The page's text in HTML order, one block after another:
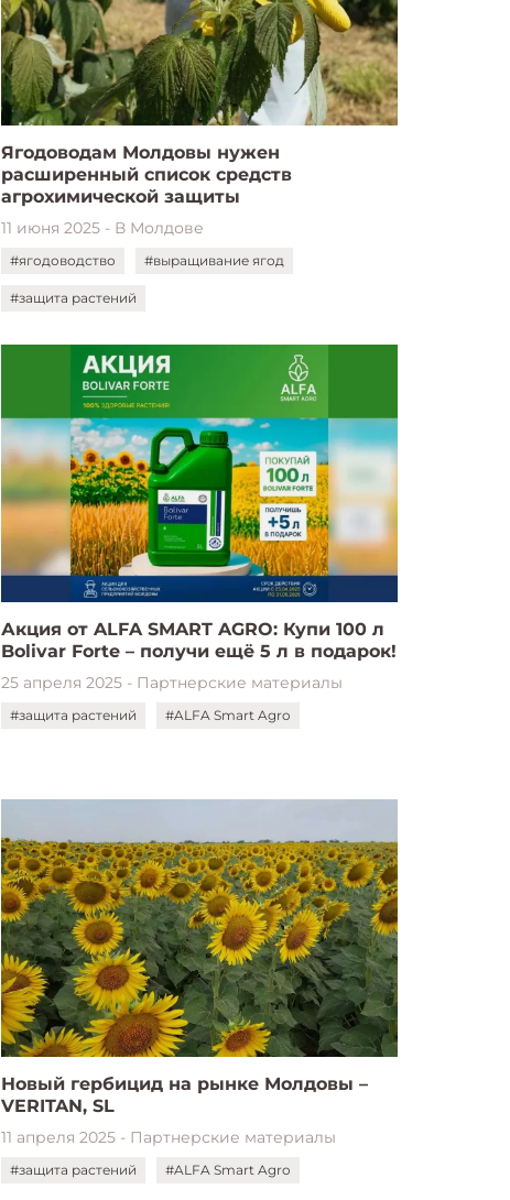
Ягодоводам Молдовы нужен
расширенный список средств
агрохимической защиты
11 июня 2025 - В Молдове
#ягодоводство #выращивание ягод
#защита растений
Акция от ALFA SMART AGRO: Купи 100 л
Bolivar Forte – получи ещё 5 л в подарок!
25 апреля 2025 - Партнерские материалы
#защита растений #ALFA Smart Agro
Новый гербицид на рынке Молдовы –
VERITAN, SL
11 апреля 2025 - Партнерские материалы
#защита растений #ALFA Smart Agro